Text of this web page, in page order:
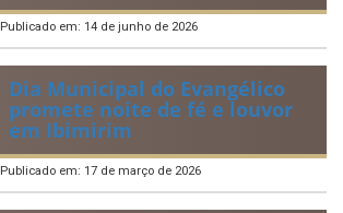
Publicado em: 14 de junho de 2026
Dia Municipal do Evangélico
promete noite de fé e louvor
em Ibimirim
Publicado em: 17 de março de 2026